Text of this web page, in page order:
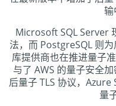
输
Microsoft SQL Server
法，而 PostgreSQL 则
库提供商也在推进量子
与了 AWS 的量子安全
后量子 TLS 协议，
量